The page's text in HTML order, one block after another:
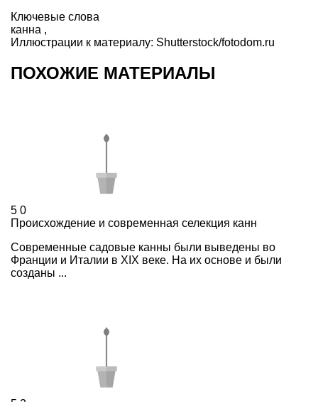
Ключевые слова
канна ,
Иллюстрации к материалу: Shutterstock/fotodom.ru
ПОХОЖИЕ МАТЕРИАЛЫ
5 0
Происхождение и современная селекция канн
Современные садовые канны были выведены во
Франции и Италии в XIX веке. На их основе и были
созданы ...